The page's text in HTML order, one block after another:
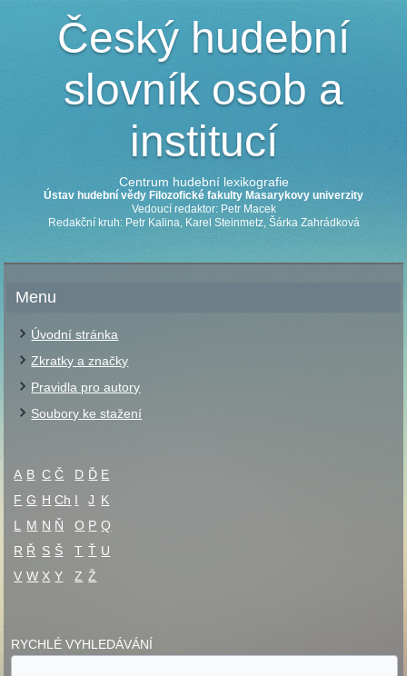
Český hudební
slovník osob a
institucí
Centrum hudební lexikografie
Ústav hudební vědy Filozofické fakulty Masarykovy univerzity
Vedoucí redaktor: Petr Macek
Redakční kruh: Petr Kalina, Karel Steinmetz, Šárka Zahrádková
Menu
Úvodní stránka
Zkratky a značky
Pravidla pro autory
Soubory ke stažení
A B C Č D Ď E
F G H Ch I J K
L
M N Ň O P Q
R Ř S Š T Ť U
V W X Y Z Ž
RYCHLÉ VYHLEDÁVÁNÍ